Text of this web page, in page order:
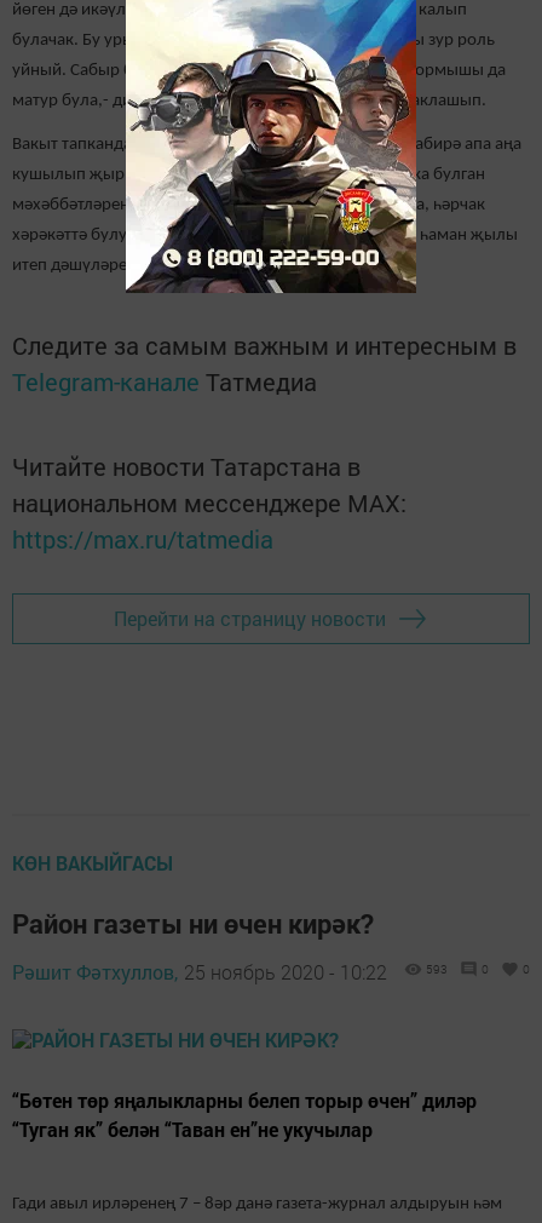
йөген дә икәүләп тартсаң, тату яшәп, гаиләне саклап калып
булачак. Бу урында күбрәк хатын-кызның сабырлыгы зур роль
уйный. Сабыр булган кеше генә теләгенә дә ирешә, тормышы да
матур була,- ди Хабирә апа гаилә серләре белән уртаклашып.
Вакыт тапканда Җиһангәрәй абый гармун уйный, ә Хабирә апа аңа
кушылып җыр суза. Алимовларның шулай тормышка булган
мәхәббәтләренә, һәр таңны сөенеп каршы алуларына, һәрчак
хәрәкәттә булуларына, еллар үтсә дә бер-берләренә һаман җылы
итеп дәшүләренә сокланмый мөмкин түгел.
Следите за самым важным и интересным в
Telegram-канале Татмедиа
Читайте новости Татарстана в
национальном мессенджере MАХ:
https://max.ru/tatmedia
Перейти на страницу новости
КӨН ВАКЫЙГАСЫ
Район газеты ни өчен кирәк?
Рәшит Фәтхуллов, 25 ноябрь 2020 - 10:22 593 0 0
“Бөтен төр яңалыкларны белеп торыр өчен” диләр
“Туган як” белән “Таван ен”не укучылар
Гади авыл ирләренең 7 – 8әр данә газета-журнал алдыруын һәм